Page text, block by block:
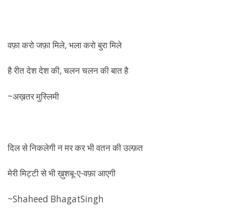
वफ़ा करो जफ़ा मिले, भला करो बुरा मिले
है रीत देश देश की, चलन चलन की बात है
~अख़तर मुस्लिमी
दिल से निकलेगी न मर कर भी वतन की उल्फ़त
मेरी मिट्टी से भी ख़ुशबू-ए-वफ़ा आएगी
~Shaheed BhagatSingh